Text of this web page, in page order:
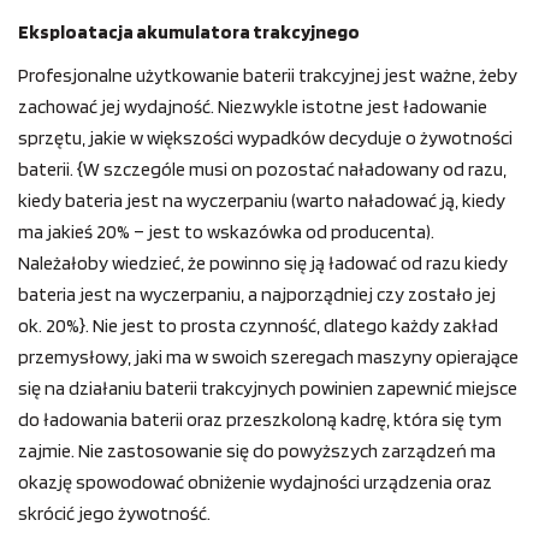
Eksploatacja akumulatora trakcyjnego
Profesjonalne użytkowanie baterii trakcyjnej jest ważne, żeby
zachować jej wydajność. Niezwykle istotne jest ładowanie
sprzętu, jakie w większości wypadków decyduje o żywotności
baterii. {W szczególe musi on pozostać naładowany od razu,
kiedy bateria jest na wyczerpaniu (warto naładować ją, kiedy
ma jakieś 20% – jest to wskazówka od producenta).
Należałoby wiedzieć, że powinno się ją ładować od razu kiedy
bateria jest na wyczerpaniu, a najporządniej czy zostało jej
ok. 20%}. Nie jest to prosta czynność, dlatego każdy zakład
przemysłowy, jaki ma w swoich szeregach maszyny opierające
się na działaniu baterii trakcyjnych powinien zapewnić miejsce
do ładowania baterii oraz przeszkoloną kadrę, która się tym
zajmie. Nie zastosowanie się do powyższych zarządzeń ma
okazję spowodować obniżenie wydajności urządzenia oraz
skrócić jego żywotność.